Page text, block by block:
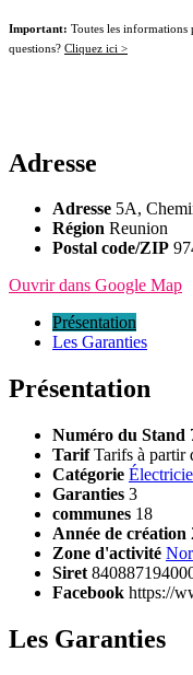
Important: Toutes les informations
questions? Cliquez ici >
Adresse
Adresse 5A,
Région Reunion
Postal code/ZIP
Ouvrir dans Google Map
Présentation
Les Garanties
Présentation
Numéro du Stand
Tarif Tarifs à partir
Catégorie
Garanties 3
communes 18
Année de création
Zone d'activité
Siret
Facebook https://
Les Garanties